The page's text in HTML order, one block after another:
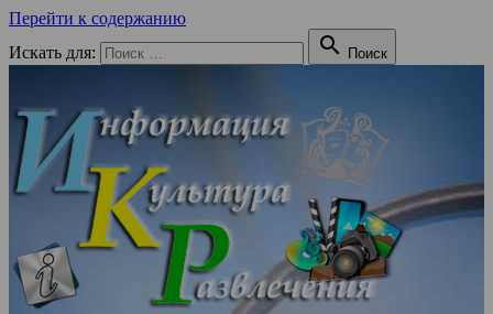
Перейти к содержанию
Искать для:
 Поиск